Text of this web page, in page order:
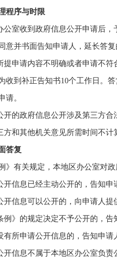
程序与时限
公室收到政府信息公开申请后
意并书面告知申请人，延长答复
提申请内容不明确或者申请不
收到补正告知书10个工作日。
请。
开的政府信息公开涉及第三方
方和其他机关意见所需时间不计
答复
》有关规定，本地区办公室对
开信息已经主动公开的，告知申
开信息可以公开的，向申请人
例》的规定决定不予公开的，告
有所申请公开信息的，告知申请
开信息不属于本地区办公室负